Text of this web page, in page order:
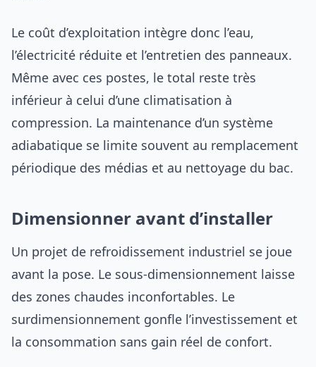
Le coût d’exploitation intègre donc l’eau,
l’électricité réduite et l’entretien des panneaux.
Même avec ces postes, le total reste très
inférieur à celui d’une climatisation à
compression. La maintenance d’un système
adiabatique se limite souvent au remplacement
périodique des médias et au nettoyage du bac.
Dimensionner avant d’installer
Un projet de refroidissement industriel se joue
avant la pose. Le sous-dimensionnement laisse
des zones chaudes inconfortables. Le
surdimensionnement gonfle l’investissement et
la consommation sans gain réel de confort.